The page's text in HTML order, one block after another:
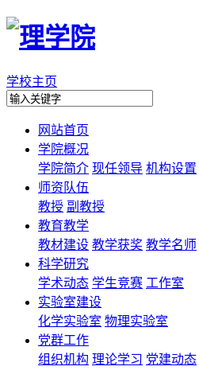
学校主页
网站首页
学院概况
学院简介 现任领导 机构设置
师资队伍
教授 副教授
教育教学
教材建设 教学获奖 教学名师
科学研究
学术动态 学生竞赛 工作室
实验室建设
化学实验室 物理实验室
党群工作
组织机构 理论学习 党建动态